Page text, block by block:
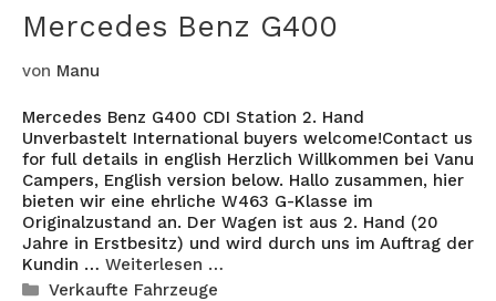
Mercedes Benz G400
von Manu
Mercedes Benz G400 CDI Station 2. Hand
Unverbastelt International buyers welcome!Contact us
for full details in english Herzlich Willkommen bei Vanu
Campers, English version below. Hallo zusammen, hier
bieten wir eine ehrliche W463 G-Klasse im
Originalzustand an. Der Wagen ist aus 2. Hand (20
Jahre in Erstbesitz) und wird durch uns im Auftrag der
Kundin … Weiterlesen …
Kategorien
Verkaufte Fahrzeuge